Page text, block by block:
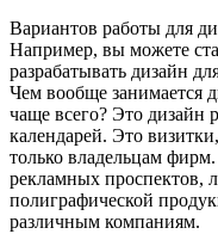
Вариантов работы для
Например, вы можете
разрабатывать дизайн
Чем вообще занимается
чаще всего? Это дизайн
календарей. Это
только владельцам
рекламных проспектов,
полиграфической
различным компаниям.